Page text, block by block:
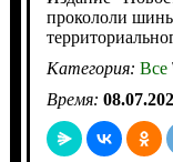
прокололи
Категория: Все
Время: